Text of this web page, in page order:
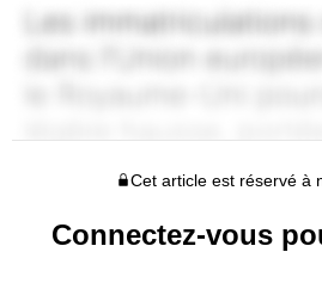
Cet article est réservé à
Connectez-vous